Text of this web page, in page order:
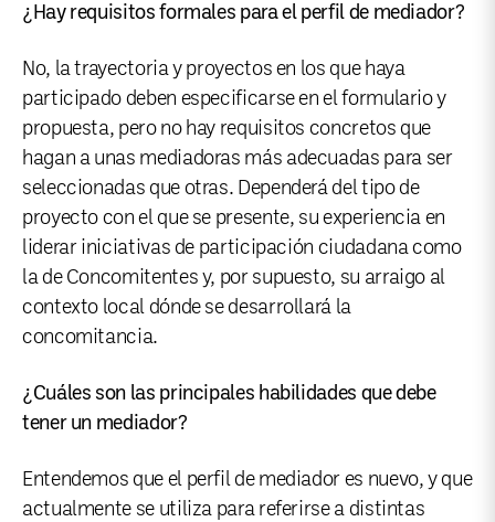
¿Hay requisitos formales para el perfil de mediador?
No, la trayectoria y proyectos en los que haya
participado deben especificarse en el formulario y
propuesta, pero no hay requisitos concretos que
hagan a unas mediadoras más adecuadas para ser
seleccionadas que otras. Dependerá del tipo de
proyecto con el que se presente, su experiencia en
liderar iniciativas de participación ciudadana como
la de Concomitentes y, por supuesto, su arraigo al
contexto local dónde se desarrollará la
concomitancia.
¿Cuáles son las principales habilidades que debe
tener un mediador?
Entendemos que el perfil de mediador es nuevo, y que
actualmente se utiliza para referirse a distintas